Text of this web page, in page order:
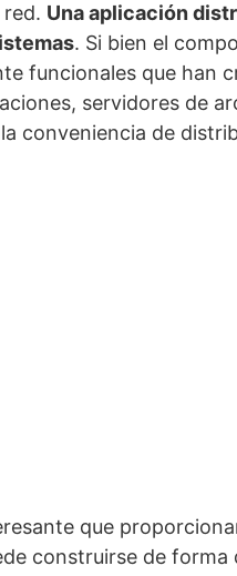
Una aplicación
. Si bien el
funcionales que han
servidores de
conveniencia de
que
construirse de forma